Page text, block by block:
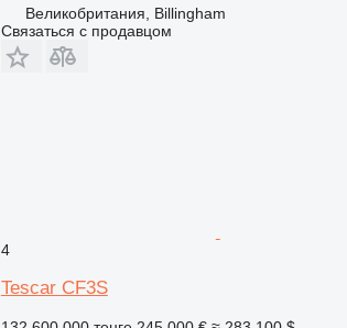
Великобритания, Billingham
Связаться с продавцом
4
Tescar CF3S